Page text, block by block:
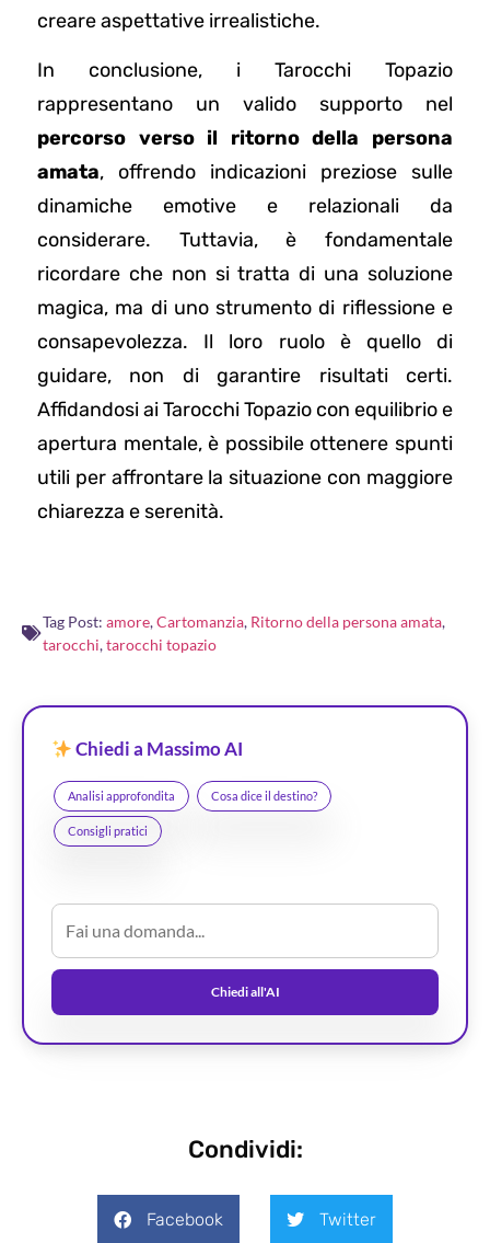
creare aspettative irrealistiche.
In conclusione, i Tarocchi Topazio
rappresentano un valido supporto nel
percorso verso il ritorno della persona
amata, offrendo indicazioni preziose sulle
dinamiche emotive e relazionali da
considerare. Tuttavia, è fondamentale
ricordare che non si tratta di una soluzione
magica, ma di uno strumento di riflessione e
consapevolezza. Il loro ruolo è quello di
guidare, non di garantire risultati certi.
Affidandosi ai Tarocchi Topazio con equilibrio e
apertura mentale, è possibile ottenere spunti
utili per affrontare la situazione con maggiore
chiarezza e serenità.
Tag Post: amore,Cartomanzia, Ritorno della persona amata,
tarocchi,tarocchi topazio
Chiedi a Massimo AI
Analisi approfondita Cosa dice il destino?
Consigli pratici
Chiedi all'AI
Condividi:
Facebook Twitter